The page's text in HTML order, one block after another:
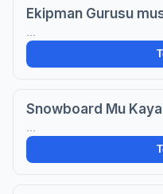
Ekipman Gurusu
Snowboard Mu